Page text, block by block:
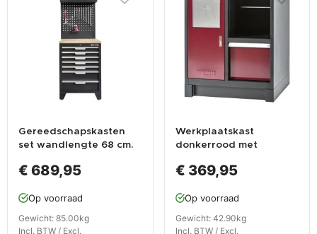
Gereedschapskasten
set wandlengte 68 cm.
gereedschapsbord
€ 689,95
Op voorraad
Gewicht: 85.00kg
Incl. BTW / Excl.
Werkplaatskast
donkerrood met
cm
€ 369,95
Op voorraad
Gewicht: 42.90kg
Incl. BTW / Excl.